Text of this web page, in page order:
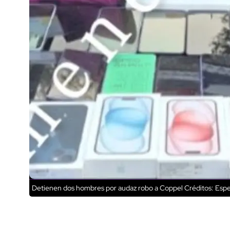
Detienen dos hombres por audaz robo a Coppel Créditos: